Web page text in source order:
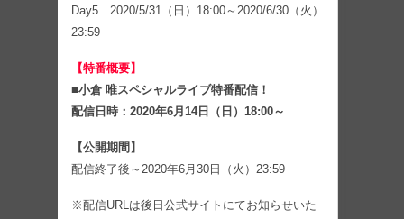
Day5 2020/5/31（日）18:00～2020/6/30（火）
23:59
【特番概要】
■小倉 唯スペシャルライブ特番配信！
配信日時：2020年6月14日（日）18:00～
【公開期間】
配信終了後～2020年6月30日（火）23:59
※配信URLは後日公式サイトにてお知らせいた